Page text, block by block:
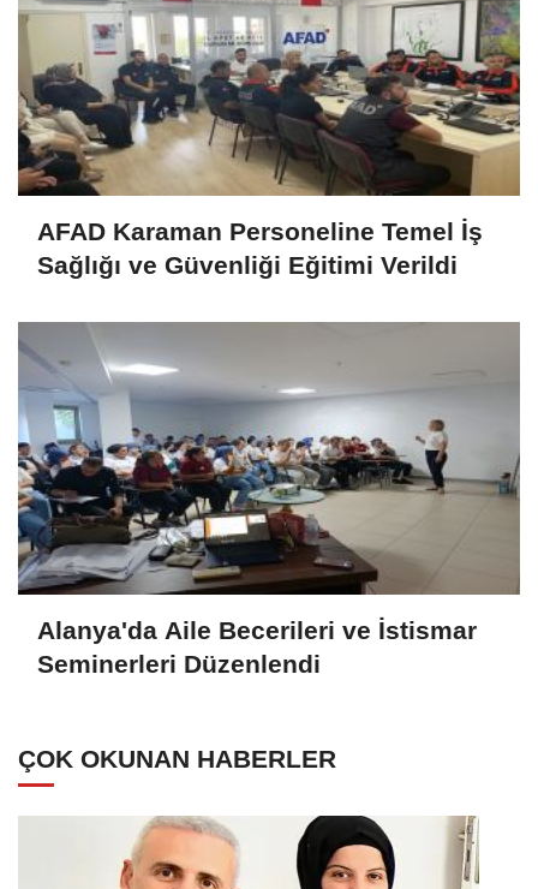
AFAD Karaman Personeline Temel İş
Sağlığı ve Güvenliği Eğitimi Verildi
Alanya'da Aile Becerileri ve İstismar
Seminerleri Düzenlendi
ÇOK OKUNAN HABERLER